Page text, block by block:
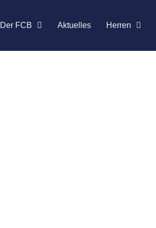
Der FCB Aktu­el­les Her­ren